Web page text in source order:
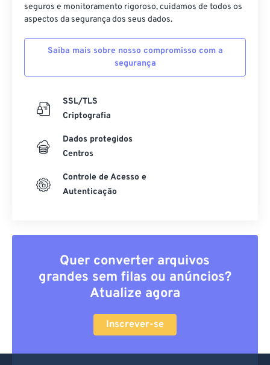
seguros e monitoramento rigoroso, cuidamos de todos os
aspectos da segurança dos seus dados.
Saiba mais sobre nosso compromisso com a
segurança
SSL/TLS
Criptografia
Dados protegidos
Centros
Controle de Acesso e
Autenticação
Quer converter arquivos
grandes sem filas ou anúncios?
Atualize agora
Inscrever-se